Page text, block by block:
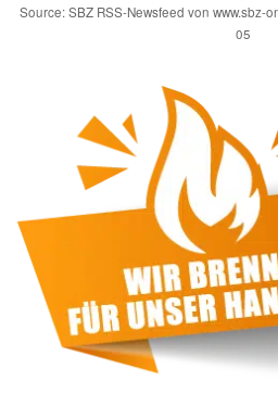
Source: SBZ RSS-Newsfeed von www.sbz-
05